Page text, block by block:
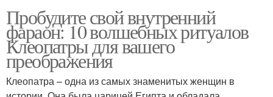
Пробудите свой внутренний
фараон: 10 волшебных ритуалов
Клеопатры для вашего
преображения
Клеопатра – одна из самых знаменитых женщин в